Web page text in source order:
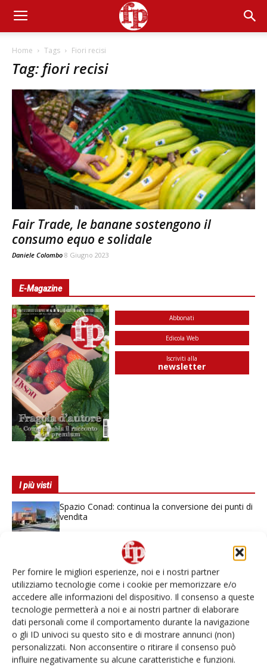
Per fornire le migliori esperienze, noi e i nostri partner
utilizziamo tecnologie come i cookie per memorizzare e/o
accedere alle informazioni del dispositivo. Il consenso a queste
tecnologie permetterà a noi e ai nostri partner di elaborare
dati personali come il comportamento durante la navigazione
o gli ID univoci su questo sito e di mostrare annunci (non)
personalizzati. Non acconsentire o ritirare il consenso può
influire negativamente su alcune caratteristiche e funzioni.
Home Tags Fiori recisi
Tag: fiori recisi
Fair Trade, le banane sostengono il
consumo equo e solidale
Daniele Colombo 8 Giugno 2023
E-Magazine
Abbonati
Edicola Web
Iscriviti alla
newsletter
I più visti
Spazio Conad: continua la conversione dei punti di
vendita
Non è una susina: è Metis… e può rivoluzionare la
L’ortofrutta di Extra Supermercati tra localismo e
Ai #Repartofresh
Andamento prezzi ortofrutta in Italia al 27 luglio
2026